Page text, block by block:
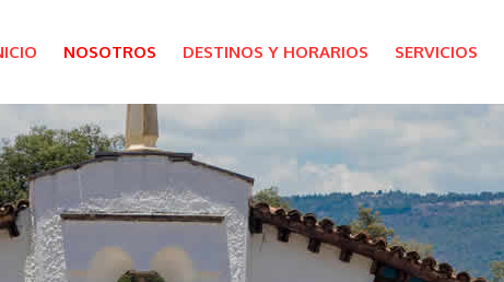
NOSOTROS DESTINOS Y HORARIOS SERVICIOS